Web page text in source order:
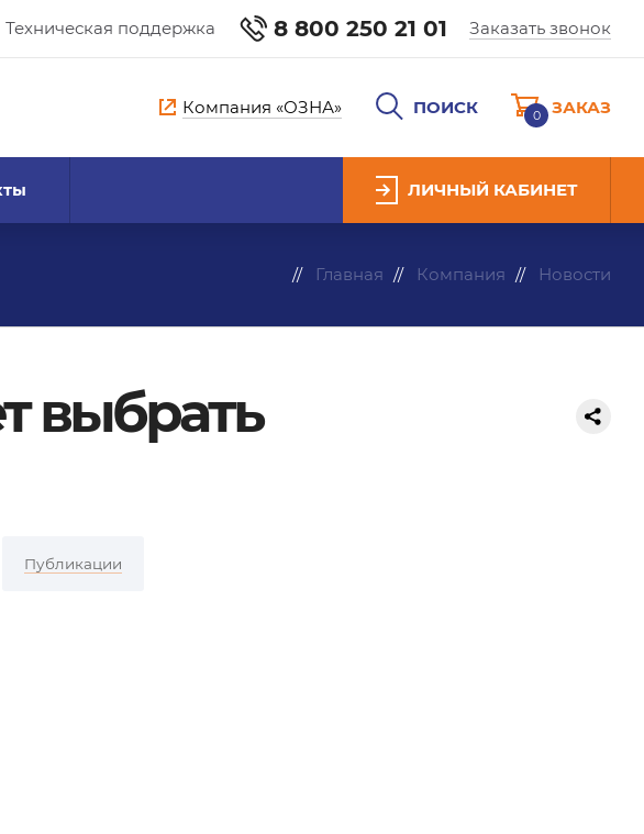
Техническая поддержка 8 800 250 21 01 Заказать звонок
Компания «ОЗНА» ПОИСК 0 ЗАКАЗ
ЛИЧНЫЙ КАБИНЕТ
Главная Компания Новости
выбрать
Публикации